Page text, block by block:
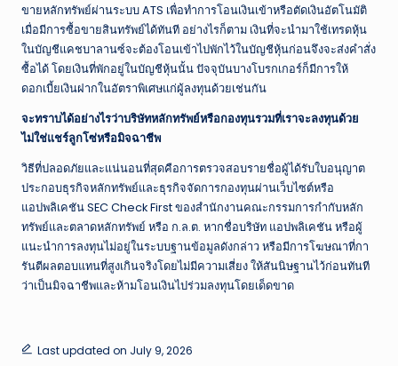
ขายหลักทรัพย์ผ่านระบบ ATS เพื่อทำการโอนเงินเข้าหรือตัดเงินอัตโนมัติ
เมื่อมีการซื้อขายสินทรัพย์ได้ทันที อย่างไรก็ตาม เงินที่จะนำมาใช้เทรดหุ้น
ในบัญชีแคชบาลานซ์จะต้องโอนเข้าไปพักไว้ในบัญชีหุ้นก่อนจึงจะส่งคำสั่ง
ซื้อได้ โดยเงินที่พักอยู่ในบัญชีหุ้นนั้น ปัจจุบันบางโบรกเกอร์ก็มีการให้
ดอกเบี้ยเงินฝากในอัตราพิเศษแก่ผู้ลงทุนด้วยเช่นกัน
จะทราบได้อย่างไรว่าบริษัทหลักทรัพย์หรือกองทุนรวมที่เราจะลงทุนด้วย
ไม่ใช่แชร์ลูกโซ่หรือมิจฉาชีพ
วิธีที่ปลอดภัยและแน่นอนที่สุดคือการตรวจสอบรายชื่อผู้ได้รับใบอนุญาต
ประกอบธุรกิจหลักทรัพย์และธุรกิจจัดการกองทุนผ่านเว็บไซต์หรือ
แอปพลิเคชัน SEC Check First ของสำนักงานคณะกรรมการกำกับหลัก
ทรัพย์และตลาดหลักทรัพย์ หรือ ก.ล.ต. หากชื่อบริษัท แอปพลิเคชัน หรือผู้
แนะนำการลงทุนไม่อยู่ในระบบฐานข้อมูลดังกล่าว หรือมีการโฆษณาที่กา
รันตีผลตอบแทนที่สูงเกินจริงโดยไม่มีความเสี่ยง ให้สันนิษฐานไว้ก่อนทันที
ว่าเป็นมิจฉาชีพและห้ามโอนเงินไปร่วมลงทุนโดยเด็ดขาด
Last updated on July 9, 2026